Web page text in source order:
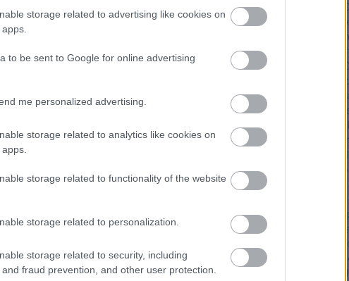
storage related to advertising like cookies on
to be sent to Google for online advertising
me personalized advertising.
storage related to analytics like cookies on
storage related to functionality of the website
storage related to personalization.
storage related to security, including
fraud prevention, and other user protection.
Cameron Diaz
Jones CD Projekt Red
Christopher Eccleston
Chris Hemsworth
Crespo
Eszter Csákányi László
Csankó Zoltán
Császár
Róbert Cseke Péter
Attila
Csere Ágnes
Csiby
Csillagok Háborúja
Csodanő
Csomós Mari
Csuha Lajos
Csurka László
Csűrös Karola
Czető
Czigány Judit
Czvetkó
Greer